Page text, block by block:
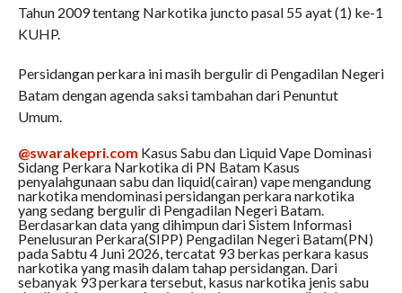
Tahun 2009 tentang Narkotika juncto pasal 55 ayat (1) ke-1
KUHP.
Persidangan perkara ini masih bergulir di Pengadilan Negeri
Batam dengan agenda saksi tambahan dari Penuntut
Umum.
@swarakepri.com Kasus Sabu dan Liquid Vape Dominasi
Sidang Perkara Narkotika di PN Batam Kasus
penyalahgunaan sabu dan liquid(cairan) vape mengandung
narkotika mendominasi persidangan perkara narkotika
yang sedang bergulir di Pengadilan Negeri Batam.
Berdasarkan data yang dihimpun dari Sistem Informasi
Penelusuran Perkara(SIPP) Pengadilan Negeri Batam(PN)
pada Sabtu 4 Juni 2026, tercatat 93 berkas perkara kasus
narkotika yang masih dalam tahap persidangan. Dari
sebanyak 93 perkara tersebut, kasus narkotika jenis sabu